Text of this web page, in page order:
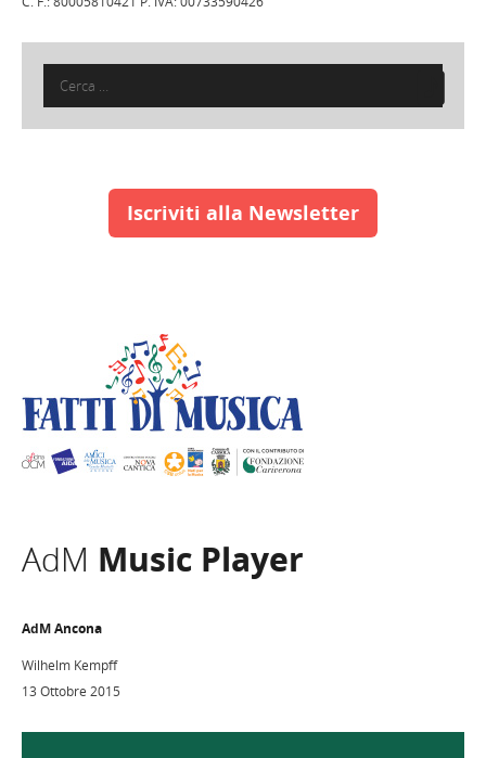
Ricerca
Iscriviti alla Newsletter
AdM Music Player
AdM Ancona
Wilhelm Kempff
13 Ottobre 2015